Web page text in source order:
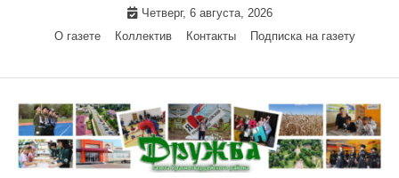
Четверг, 6 августа, 2026
О газете
Коллектив Контакты Подписка на газету